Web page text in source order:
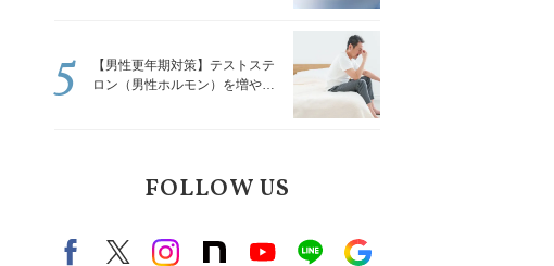
【男性更年期対策】テストステ
ロン（男性ホルモン）を増やす
5
FOLLOW US
FacebookX（旧twitter）
instagram
note Youtubeline